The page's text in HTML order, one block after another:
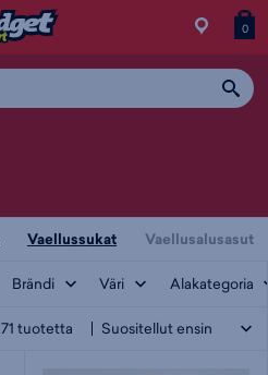
Siirry
0
Vaellussukat Vaellusalusasut
Brändi Väri Alakategoria
71 tuotetta